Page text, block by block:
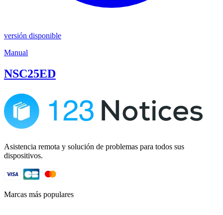
versión disponible
Manual
NSC25ED
Asistencia remota y solución de problemas para todos sus
dispositivos.
Marcas más populares